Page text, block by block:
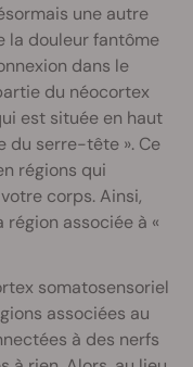
une autre
la douleur fantôme
dans le
du néocortex
est située en haut
du serre-tête ». Ce
régions qui
corps. Ainsi,
région associée à «
somatosensoriel
associées au
à des nerfs